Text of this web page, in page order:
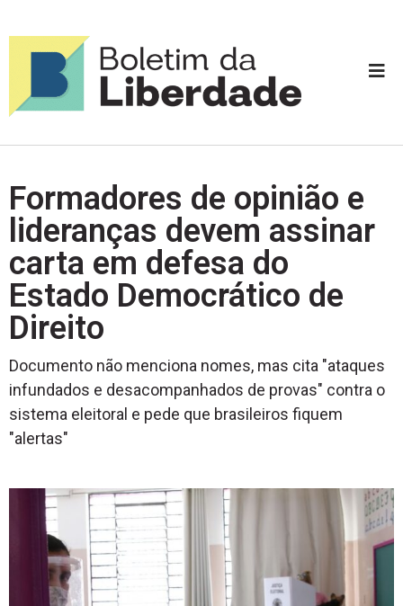
Formadores de opinião e
lideranças devem assinar
carta em defesa do
Estado Democrático de
Direito
Documento não menciona nomes, mas cita "ataques
infundados e desacompanhados de provas" contra o
sistema eleitoral e pede que brasileiros fiquem
"alertas"